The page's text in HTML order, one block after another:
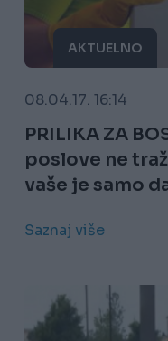
AKTUELNO
08.04.17. 16:14
PRILIKA ZA
poslove ne
vaše je samo
Saznaj više